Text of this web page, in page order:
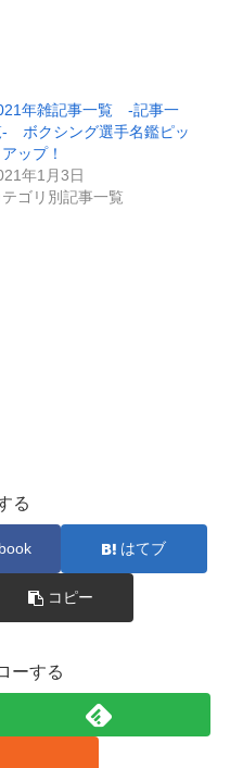
年雑記事一覧 -記事一
- ボクシング選手名鑑ピッ
ップ！
年1月3日
テゴリ別記事一覧
る
はてブ
コピー
ーする